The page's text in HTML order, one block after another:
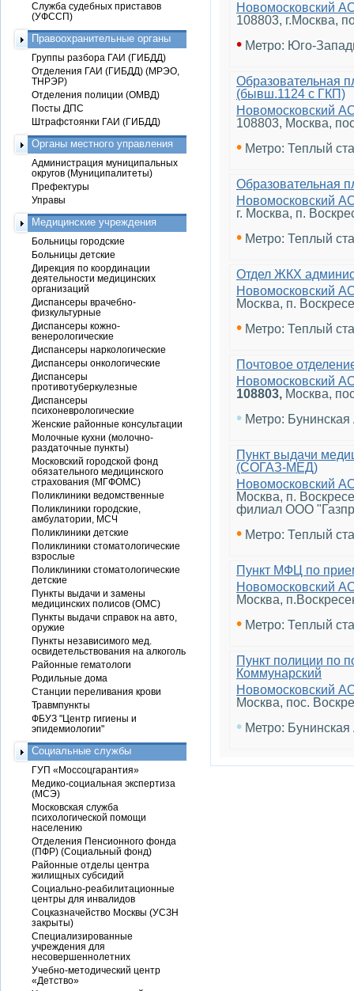
Новомосковский
108803, г.Москва,
• Метро: Юго-
Образовательная
(бывш.1124 с ГКП)
Новомосковский
108803, Москва,
• Метро: Теплый
Образовательная
Новомосковский
г. Москва, п.
• Метро: Теплый
Отдел ЖКХ
Новомосковский
Москва, п.
• Метро: Теплый
Почтовое
Новомосковский
108803, Москва,
• Метро:
Пункт выдачи
(СОГАЗ-МЕД)
Новомосковский
Москва, п.
филиал ООО
• Метро: Теплый
Пункт МФЦ по
Новомосковский
Москва,
• Метро: Теплый
Пункт полиции по
Коммунарский
Новомосковский
Москва, пос.
• Метро:
Служба судебных приставов
(УФССП)
Правоохранительные органы
Группы разбора ГАИ (ГИБДД)
Отделения ГАИ (ГИБДД) (МРЭО,
ТНРЭР)
Отделения полиции (ОМВД)
Посты ДПС
Штрафстоянки ГАИ (ГИБДД)
Органы местного управления
Администрация муниципальных
округов (Муниципалитеты)
Префектуры
Управы
Медицинские учреждения
Больницы городские
Больницы детские
Дирекция по координации
деятельности медицинских
организаций
Диспансеры врачебно-
физкультурные
Диспансеры кожно-
венерологические
Диспансеры наркологические
Диспансеры онкологические
Диспансеры
противотуберкулезные
Диспансеры
психоневрологические
Женские районные консультации
Молочные кухни (молочно-
раздаточные пункты)
Московский городской фонд
обязательного медицинского
страхования (МГФОМС)
Поликлиники ведомственные
Поликлиники городские,
амбулатории, МСЧ
Поликлиники детские
Поликлиники стоматологические
взрослые
Поликлиники стоматологические
детские
Пункты выдачи и замены
медицинских полисов (ОМС)
Пункты выдачи справок на авто,
оружие
Пункты независимого мед.
освидетельствования на алкоголь
Районные гематологи
Родильные дома
Станции переливания крови
Травмпункты
ФБУЗ "Центр гигиены и
эпидемиологии"
Социальные службы
ГУП «Моссоцгарантия»
Медико-социальная экспертиза
(МСЭ)
Московская служба
психологической помощи
населению
Отделения Пенсионного фонда
(ПФР) (Социальный фонд)
Районные отделы центра
жилищных субсидий
Социально-реабилитационные
центры для инвалидов
Соцказначейство Москвы (УСЗН
закрыты)
Специализированные
учреждения для
несовершеннолетних
Учебно-методический центр
«Детство»